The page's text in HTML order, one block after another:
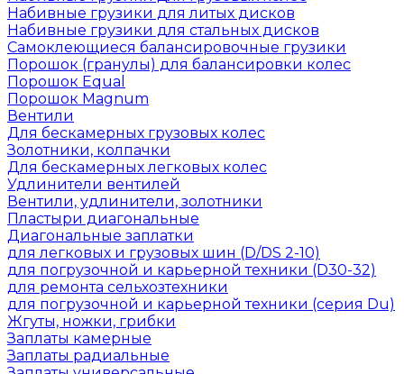
Набивные грузики для литых дисков
Набивные грузики для стальных дисков
Самоклеющиеся балансировочные грузики
Порошок (гранулы) для балансировки колес
Порошок Equal
Порошок Magnum
Вентили
Для бескамерных грузовых колес
Золотники, колпачки
Для бескамерных легковых колес
Удлинители вентилей
Вентили, удлинители, золотники
Пластыри диагональные
Диагональные заплатки
для легковых и грузовых шин (D/DS 2-10)
для погрузочной и карьерной техники (D30-32)
для ремонта сельхозтехники
для погрузочной и карьерной техники (серия Du)
Жгуты, ножки, грибки
Заплаты камерные
Заплаты радиальные